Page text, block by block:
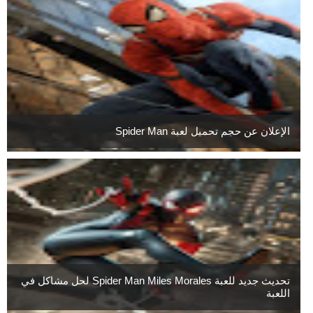
الإعلان عن حجم تحميل لعبة Spider Man
تحديث جديد للعبة Spider Man Miles Morales لحل مشاكل في
اللعبة